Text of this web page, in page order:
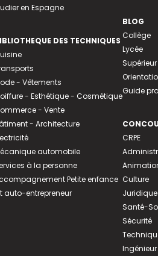
en Espagne
DES TECHNIQUES
- Vêtements
- Esthétique - Cosmétique
- Vente
- Architecture
automobile
à la personne
Petite enfance
auto-entrepreneur
BLOG
Collège
Lycée
Supérieur
Guide
CRPE
Culture
Juridique
Santé-
Sécurité